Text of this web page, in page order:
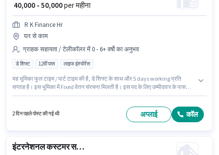
₹ 40,000 - 50,000per महीना
R K Finance Hr
घर से काम
ग्राहक सहायता / टेलीकॉलर में 0 - 6+ वर्षो का अनुभव
डे शिफ्ट 12वीं पास लाइफ इंश्योरेंस
यह भूमिका फुल टाइम / पार्ट टाइम की है, डे शिफ्ट के साथ और 5 days working प्रति
सप्ताह है। इस भूमिका में Fixed वेतन संरचना मिलती है। इस पद के लिए उम्मीदवार के पास
है। R K Finance Hr में ग्राहक सहायता / टेलीकॉलर श्रेणी में करियर काउंसलर के रूप में
2 दिन पहले पोस्ट की गई थी अप्लाई कॉल
इंटरनेशनल कस्टमर सपोर्ट एग्जीक्यूटिव